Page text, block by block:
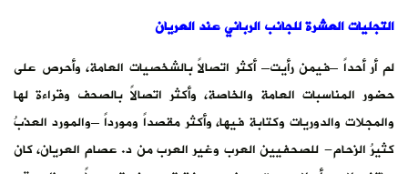
التجليات العشرة للجانب الرباني عند العريان
لم أر أحداً –فيمن رأيت– أكثر اتصالاً بالشخصيات العامة، وأحرص على
حضور المناسبات العامة والخاصة، وأكثر اتصالاً بالصحف وقراءة لها
والمجلات والدوريات وكتابة فيها، وأكثر مقصداً ومورداً –والمورد العذبُ
كثيرُ الزحام- للصحفيين العرب وغير العرب من د. عصام العريان، كان